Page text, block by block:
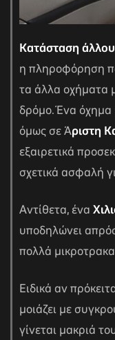
Κατάσταση
η πληροφόρηση
τα άλλα οχήματα
δρόμο. Ένα όχημα
όμως σε Άριστη
εξαιρετικά
σχετικά ασφαλή
Αντίθετα, ένα
υποδηλώνει
πολλά
Ειδικά αν
μοιάζει με
γίνεται μακριά